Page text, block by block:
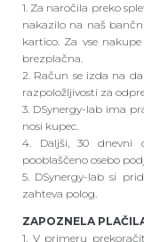
1. Za naročila preko
nakazilo na naš
kartico. Za vse
brezplačna.
2. Račun se izda na
razpoložljivosti za
3. DSynergy-lab ima
nosi kupec.
4. Daljši, 30 dnevni
pooblaščeno osebo
5. DSynergy-lab si
zahteva polog.
ZAPOZNELA
1. V primeru